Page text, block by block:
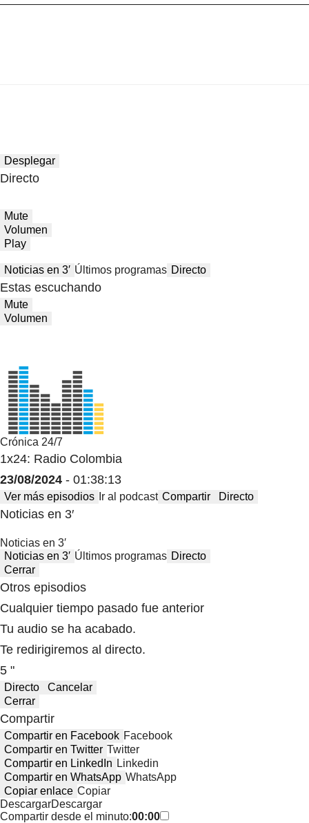
Desplegar
Directo
Mute
Volumen
Play
Noticias en 3′ Últimos programas Directo
Estas escuchando
Mute
Volumen
Crónica 24/7
1x24: Radio Colombia
23/08/2024 - 01:38:13
Ver más episodios Ir al podcast Compartir Directo
Noticias en 3′
Noticias en 3′
Noticias en 3′ Últimos programas Directo
Cerrar
Otros episodios
Cualquier tiempo pasado fue anterior
Tu audio se ha acabado.
Te redirigiremos al directo.
5 "
Directo
Cancelar
Cerrar
Compartir
Compartir en Facebook Facebook
Compartir en Twitter Twitter
Compartir en LinkedIn Linkedin
Compartir en WhatsApp WhatsApp
Copiar enlace Copiar
DescargarDescargar
Compartir desde el minuto:00:00